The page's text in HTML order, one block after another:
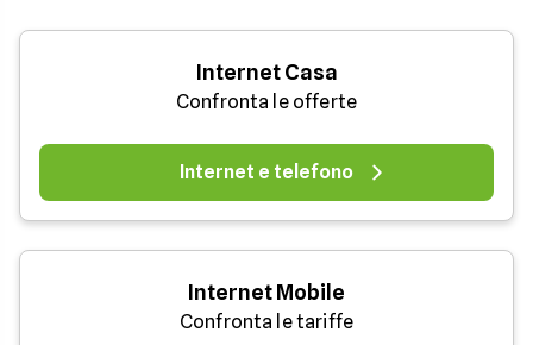
Internet Casa
Confronta le offerte
Internet e telefono
Internet Mobile
Confronta le tariffe